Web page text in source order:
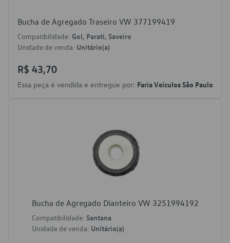
Bucha de Agregado Traseiro VW 377199419
Compatibilidade: Gol, Parati, Saveiro
Unidade de venda: Unitário(a)
R$ 43,70
Essa peça é vendida e entregue por: Faria Veículos São Paulo
Bucha de Agregado Dianteiro VW 3251994192
Compatibilidade: Santana
Unidade de venda: Unitário(a)